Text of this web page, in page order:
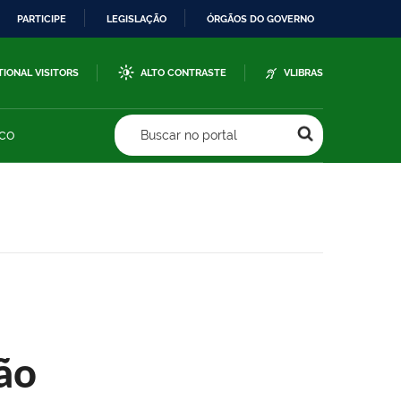
PARTICIPE LEGISLAÇÃO ÓRGÃOS DO GOVERNO
VISITORS ALTO CONTRASTE VLIBRAS
Buscar no portal